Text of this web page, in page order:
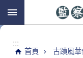
跳到主要內容區塊
:::
首頁
古蹟風